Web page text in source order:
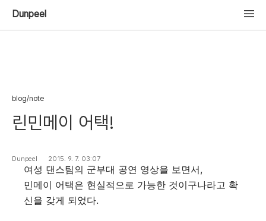
Dunpeel
blog/note
린민메이 어택!
Dunpeel 2015. 9. 7. 03:07
여성 댄스팀의 군부대 공연 영상을 보면서,
민메이 어택은 현실적으로 가능한 것이구나라고 확
신을 갖게 되었다.